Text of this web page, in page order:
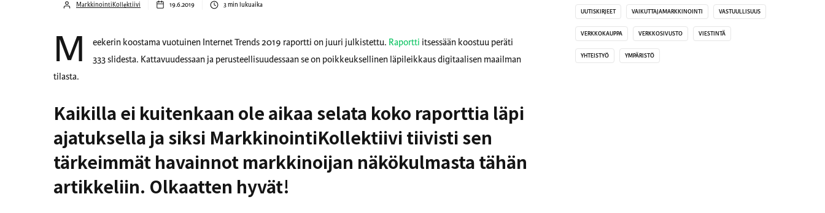
MarkkinointiKollektiivi 19.6.2019 3min lukuaika
M eekerin koostama vuotuinen Internet Trends 2019 raportti on juuri julkistettu. Raportti itsessään koostuu peräti
333 slidesta. Kattavuudessaan ja perusteellisuudessaan se on poikkeuksellinen läpileikkaus digitaalisen maailman
tilasta.
Kaikilla ei kuitenkaan ole aikaa selata koko raporttia läpi
ajatuksella ja siksi MarkkinointiKollektiivi tiivisti sen
tärkeimmät havainnot markkinoijan näkökulmasta tähän
artikkeliin. Olkaatten hyvät!
UUTISKIRJEET VAIKUTTAJAMARKKINOINTI VASTUULLISUUS
VERKKOKAUPPA VERKKOSIVUSTO VIESTINTÄ
YHTEISTYÖ YMPÄRISTÖ